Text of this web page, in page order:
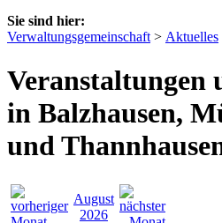
Sie sind hier:
Verwaltungsgemeinschaft > Aktuelles
Veranstaltungen
in Balzhausen,
und
August
2026